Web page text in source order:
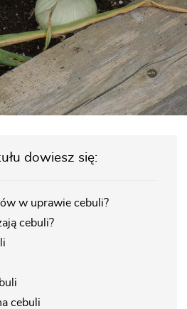
dowiesz się:
w uprawie cebuli?
cebuli?
cebuli